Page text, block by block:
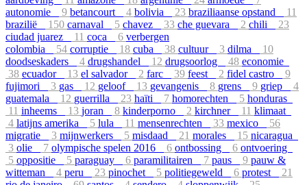
autonomie
9 betancourt 4 bolivia 23 braziliaanse opstand
11
brazilië
150 carnaval 5 chavez 33 che guevara 2 chili
23
ciudad juarez
11 coca 6 verbergen
colombia
54 corruptie 18 cuba 38 cultuur 3 dilma
10
doodseskaders
4 drugshandel 12 drugsoorlog 48 economie
38 ecuador 13 el salvador 2 farc 39 feest 2 fidel castro
9
fujimori
3 gas 12 geloof 13 gevangenis 8 grens 9 griep
4
guatemala
12 guerrilla 23 haïti 7 homorechten 5 honduras
11 inheems 13 joran 8 kinderporno 2 kirchner 11 klimaat
4 latijns amerika 5 lula 11 mensenrechten 33 mexico
56
migratie
3 mijnwerkers 5 misdaad 21 morales 15 nicaragua
3 olie 7 olympische spelen 2016 6 ontbossing 6 ontvoering
5 oppositie 5 paraguay 6 paramilitairen 7 paus 9 pauw &
witteman
4 peru 23 pinochet 5 politiegeweld 6 protest
21